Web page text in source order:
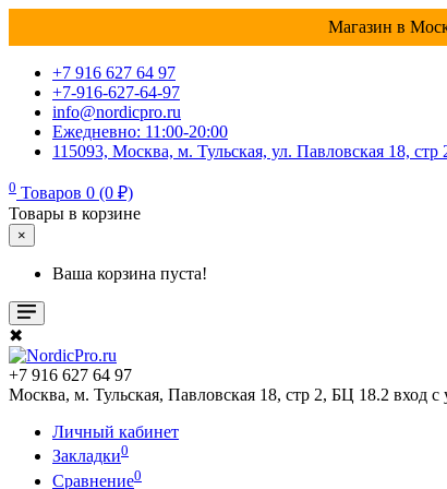
Магазин в
+7 916 627 64 97
+7-916-627-64-97
info@nordicpro.ru
Ежедневно: 11:00-20:00
115093, Москва, м. Тульская, ул. Павловская 18,
0 Товаров 0 (0 ₽)
Товары в корзине
×
Ваша корзина пуста!
✖
+7 916 627 64 97
Москва, м. Тульская, Павловская 18, стр 2, БЦ 18.2 вход с
Личный кабинет
Закладки0
Сравнение0